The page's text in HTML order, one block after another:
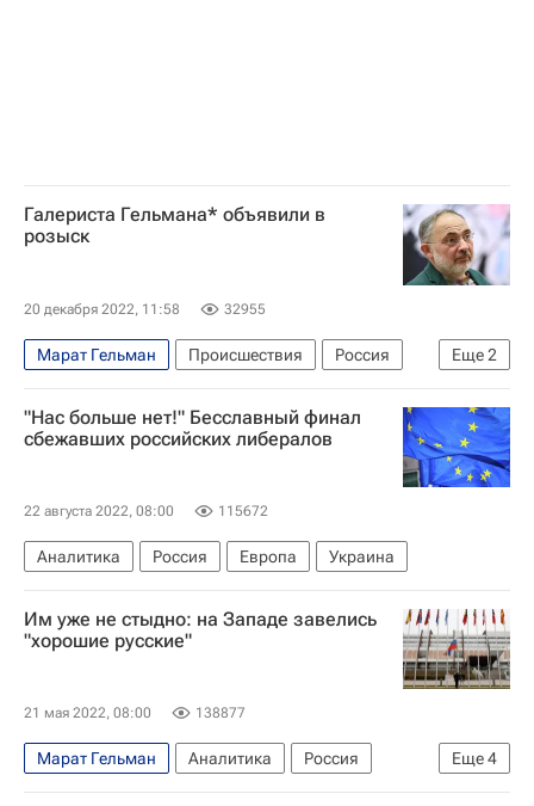
Галериста Гельмана* объявили в
розыск
20 декабря 2022, 11:58 32955
Еще2
Марат Гельман Происшествия
Россия
Министерство внутренних дел РФ (МВД России)
Культура
"Нас больше нет!" Бесславный финал
сбежавших российских либералов
22 августа 2022, 08:00 115672
Аналитика Россия Европа Украина
Им уже не стыдно: на Западе завелись
"хорошие русские"
21 мая 2022, 08:00 138877
Еще4
Марат Гельман Аналитика
Россия
Украина
Максут Шадаев
Гарри Каспаров